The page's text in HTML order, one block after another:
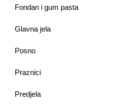
Fondan i gum pasta
Glavna jela
Posno
Praznici
Predjela